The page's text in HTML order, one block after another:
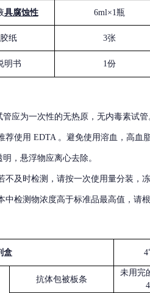
具腐蚀性 6ml×1瓶
纸 3张
明书 1份
应为一次性的无热原，无内毒素试管
荐使用 EDTA 。避免使用溶血，高血
，悬浮物应离心去除。
不及时检测，请按一次使用量分装，
中检测物浓度高于标准品最高值，请
盒
抗体包被板条
未用完